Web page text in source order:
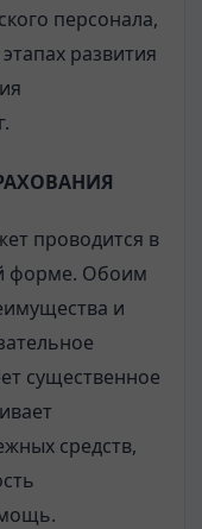
персонала,
развития
проводится в
форме. Обоим
и
существенное
средств,